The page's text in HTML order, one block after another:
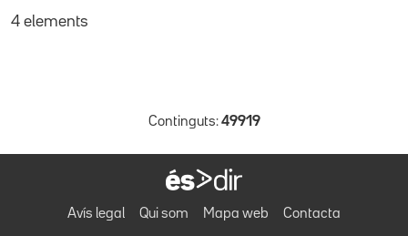
4 elements
Continguts: 49919
Avís legal Qui som Mapa web Contacta